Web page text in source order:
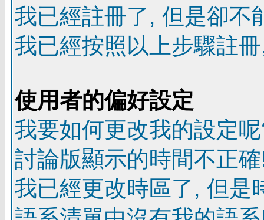
我已經註冊了, 但是卻不
我已經按照以上步驟註
使用者的偏好設定
我要如何更改我的設定
討論版顯示的時間不正
我已經更改時區了, 但是